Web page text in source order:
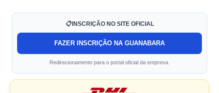
📋INSCRIÇÃO NO SITE OFICIAL
FAZER INSCRIÇÃO NA GUANABARA
Redirecionamento para o portal oficial da empresa.